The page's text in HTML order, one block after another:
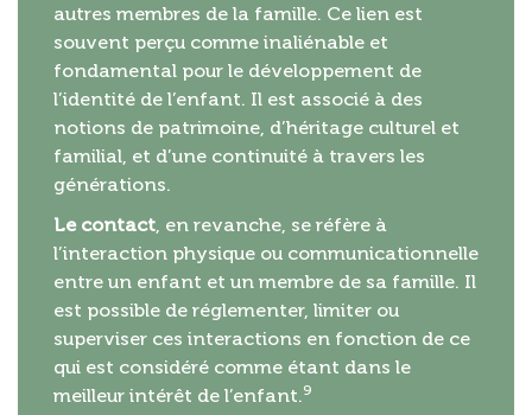
autres membres de la famille. Ce lien est
souvent perçu comme inaliénable et
fondamental pour le développement de
l’identité de l’enfant. Il est associé à des
notions de patrimoine, d’héritage culturel et
familial, et d’une continuité à travers les
générations.
Le contact , en revanche, se réfère à
l’interaction physique ou communicationnelle
entre un enfant et un membre de sa famille. Il
est possible de réglementer, limiter ou
superviser ces interactions en fonction de ce
qui est considéré comme étant dans le
meilleur intérêt de l’enfant. 9